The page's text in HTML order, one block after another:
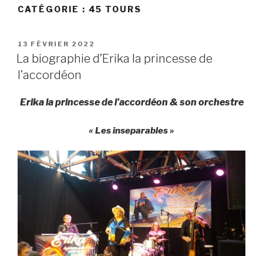
CATÉGORIE : 45 TOURS
POSTED
ON
13 FÉVRIER 2022
La biographie d’Erika la princesse de
l’accordéon
Erika la princesse de l’accordéon& son orchestre
« Les inseparables »